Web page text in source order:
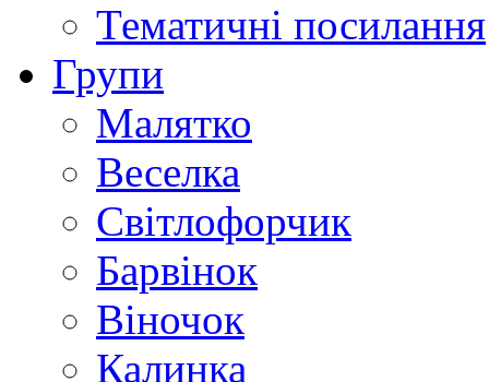
Тематичні посилання
Групи
Малятко
Веселка
Світлофорчик
Барвінок
Віночок
Калинка